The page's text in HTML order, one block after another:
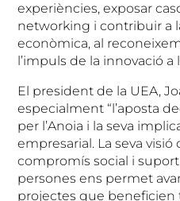
experiències, exposar
networking i contribuir a
econòmica, al
l’impuls de la innovació a
El president de la UEA,
especialment “l’aposta
per l’Anoia i la seva
empresarial. La seva
compromís social i
persones ens permet
projectes que beneficien